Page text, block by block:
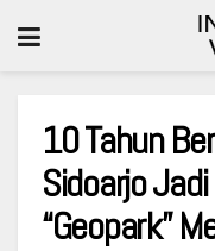
10 Tahun
Sidoarjo
“Geopark”